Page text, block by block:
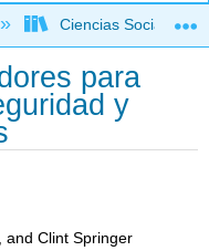
global
Ciencias Sociales
para
y
and Clint Springer